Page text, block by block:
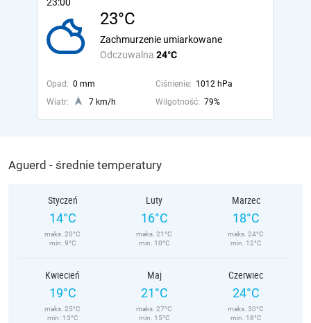
23°C
Odczuwalna 24°C
Zachmurzenie umiarkowane
Opad: 0 mm Ciśnienie: 1012 hPa
Wiatr:
7 km/h Wilgotność: 79%
Aguerd - średnie temperatury
Styczeń
14°C
maks. 20°C
min. 9°C
Luty
16°C
maks. 21°C
min. 10°C
Marzec
18°C
maks. 24°C
min. 12°C
Kwiecień
19°C
maks. 25°C
min. 13°C
Maj
21°C
maks. 27°C
min. 15°C
Czerwiec
24°C
maks. 30°C
min. 18°C